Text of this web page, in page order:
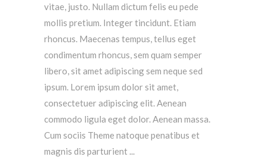
vitae, justo. Nullam dictum felis eu pede
mollis pretium. Integer tincidunt. Etiam
rhoncus. Maecenas tempus, tellus eget
condimentum rhoncus, sem quam semper
libero, sit amet adipiscing sem neque sed
ipsum. Lorem ipsum dolor sit amet,
consectetuer adipiscing elit. Aenean
commodo ligula eget dolor. Aenean massa.
Cum sociis Theme natoque penatibus et
magnis dis parturient